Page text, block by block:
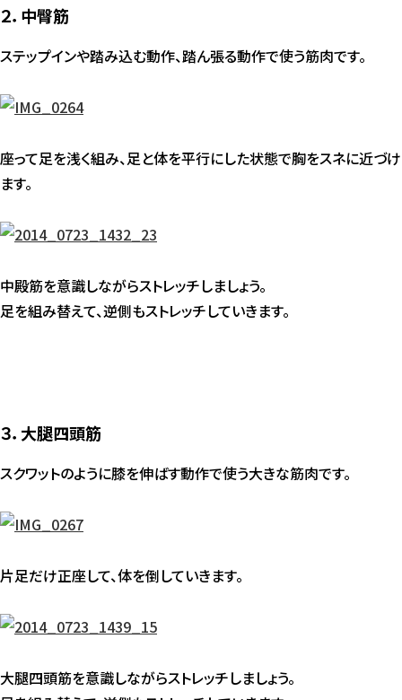
２．中臀筋
ステップインや踏み込む動作、踏ん張る動作で使う筋肉です。
座って足を浅く組み、足と体を平行にした状態で胸をスネに近づけ
ます。
中殿筋を意識しながらストレッチしましょう。
足を組み替えて、逆側もストレッチしていきます。
３．大腿四頭筋
スクワットのように膝を伸ばす動作で使う大きな筋肉です。
片足だけ正座して、体を倒していきます。
大腿四頭筋を意識しながらストレッチしましょう。